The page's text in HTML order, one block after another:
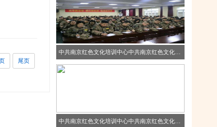
尾页
中共南京红色文化培训中心中共南京红色文化培训中心中共南京红色文化培训中心
中共南京红色文化培训中心中共南京红色文化培训中心中共南京红色文化培训中心